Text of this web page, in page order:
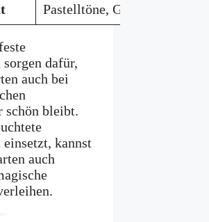
Pastelltöne, Glasvasen,
dafür,
auch bei
schön bleibt.
kannst
auch